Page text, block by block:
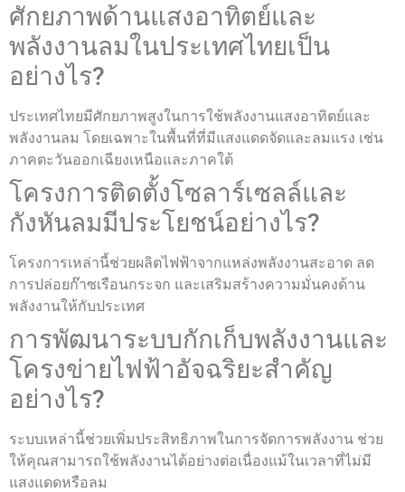
ศักยภาพด้านแสงอาทิตย์และ
พลังงานลมในประเทศไทยเป็น
อย่างไร?
ประเทศไทยมีศักยภาพสูงในการใช้พลังงานแสงอาทิตย์และ
พลังงานลม โดยเฉพาะในพื้นที่ที่มีแสงแดดจัดและลมแรง เช่น
ภาคตะวันออกเฉียงเหนือและภาคใต้
โครงการติดตั้งโซลาร์เซลล์และ
กังหันลมมีประโยชน์อย่างไร?
โครงการเหล่านี้ช่วยผลิตไฟฟ้าจากแหล่งพลังงานสะอาด ลด
การปล่อยก๊าซเรือนกระจก และเสริมสร้างความมั่นคงด้าน
พลังงานให้กับประเทศ
การพัฒนาระบบกักเก็บพลังงานและ
โครงข่ายไฟฟ้าอัจฉริยะสำคัญ
อย่างไร?
ระบบเหล่านี้ช่วยเพิ่มประสิทธิภาพในการจัดการพลังงาน ช่วย
ให้คุณสามารถใช้พลังงานได้อย่างต่อเนื่องแม้ในเวลาที่ไม่มี
แสงแดดหรือลม